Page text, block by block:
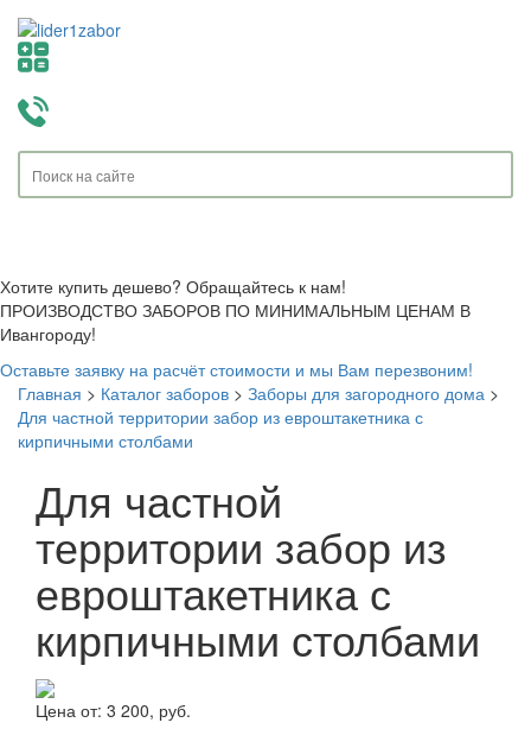
Хотите купить дешево? Обращайтесь к нам!
ПРОИЗВОДСТВО ЗАБОРОВ ПО МИНИМАЛЬНЫМ ЦЕНАМ В
Ивангороду!
Оставьте заявку на расчёт стоимости и мы Вам перезвоним!
Главная > Каталог заборов > Заборы для загородного дома >
Для частной территории забор из евроштакетника с
кирпичными столбами
Для частной
территории забор из
евроштакетника с
кирпичными столбами
Цена от: 3 200, руб.